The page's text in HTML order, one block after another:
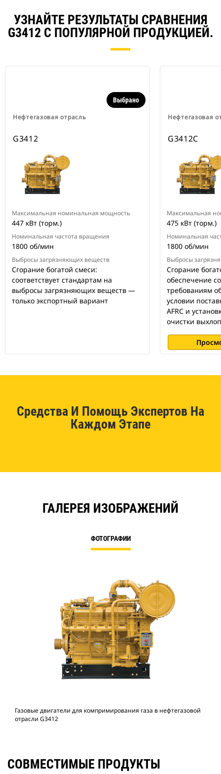
УЗНАЙТЕ РЕЗУЛЬТАТЫ СРАВНЕНИЯ
G3412 С ПОПУЛЯРНОЙ ПРОДУКЦИЕЙ.
Нефтегазовая отрасль
Выбрано
G3412
Максимальная номинальная мощность
447 кВт (торм.)
Номинальная частота вращения
1800 об/мин
Выбросы загрязняющих веществ
Сгорание богатой смеси:
соответствует стандартам на
выбросы загрязняющих веществ —
только экспортный вариант
Нефтегазовая
G3412C
Максимальная
475 кВт (торм.)
Номинальная
1800 об/мин
Выбросы
Сгорание
обеспечение
требованиям
условии
AFRC и
очистки
Средства И Помощь Экспертов На
Каждом Этапе
ГАЛЕРЕЯ ИЗОБРАЖЕНИЙ
ФОТОГРАФИИ
Газовые двигатели для компримирования газа в нефтегазовой
отрасли G3412
СОВМЕСТИМЫЕ ПРОДУКТЫ